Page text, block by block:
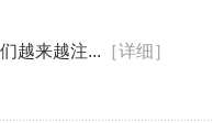
越来越注... ［详细］